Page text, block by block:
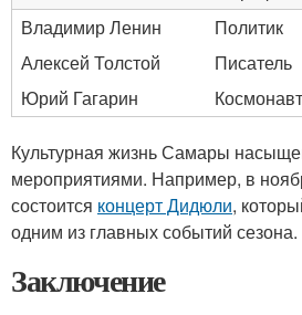
Владимир Ленин
Политик
Алексей Толстой
Писатель
Юрий Гагарин
Космонавт
Культурная жизнь Самары
мероприятиями. Например, в
состоится концерт Дидюли,
одним из главных событий сезона.
Заключение